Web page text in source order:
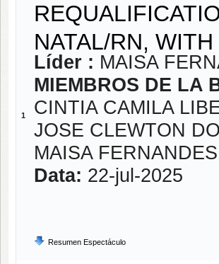
1
NATAL/RN,
Líder : MAISA
MIEMBROS DE LA
CINTIA CAMILA
JOSE CLEWTON
MAISA
Data: 22-jul-2025
Resumen Espectáculo